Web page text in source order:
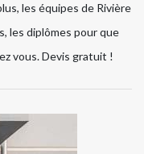
les équipes de Rivière
les diplômes pour que
vous. Devis gratuit !